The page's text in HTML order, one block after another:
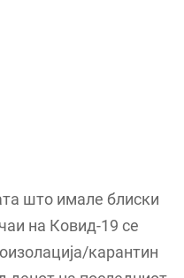
што имале блиски
на Ковид-19 се
карантин